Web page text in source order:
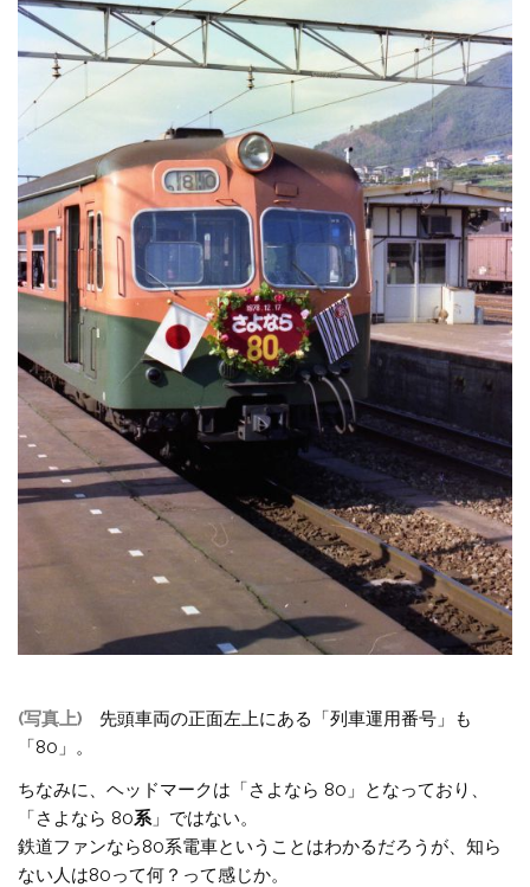
(写真上)
先頭車両の正面左上にある「列車運用番号」も
「80」。
ちなみに、ヘッドマークは「さよなら 80」となっており、
「さよなら 80系」ではない。
鉄道ファンなら80系電車ということはわかるだろうが、知ら
ない人は80って何？って感じか。